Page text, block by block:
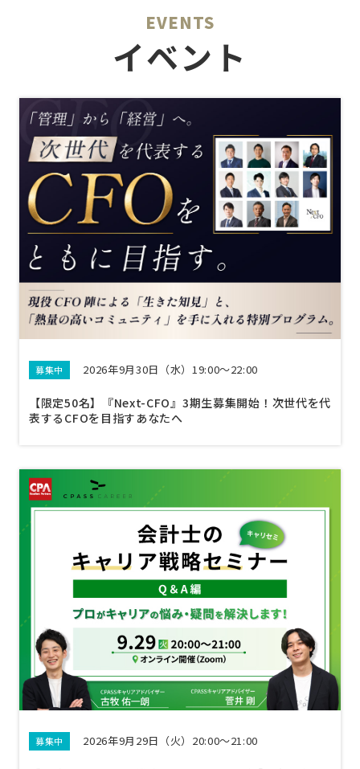
EVENTS
イベント
募集中 2026年9月30日（水）19:00～22:00
【限定50名】『Next-CFO』3期生募集開始！次世代を代
表するCFOを目指すあなたへ
募集中 2026年9月29日（火）20:00～21:00